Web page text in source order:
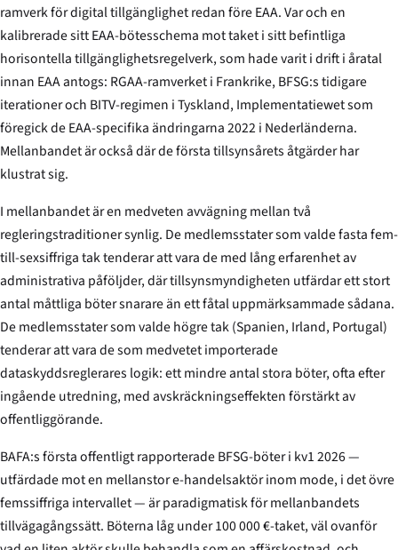
ramverk för digital tillgänglighet redan före EAA. Var och en
kalibrerade sitt EAA-bötesschema mot taket i sitt befintliga
horisontella tillgänglighetsregelverk, som hade varit i drift i åratal
innan EAA antogs: RGAA-ramverket i Frankrike, BFSG:s tidigare
iterationer och BITV-regimen i Tyskland, Implementatiewetsom
föregick de EAA-specifika ändringarna 2022 i Nederländerna.
Mellanbandet är också där de första tillsynsårets åtgärder har
klustrat sig.
I mellanbandet är en medveten avvägning mellan två
regleringstraditioner synlig. De medlemsstater som valde fasta fem-
till-sexsiffriga tak tenderar att vara de med lång erfarenhet av
administrativa påföljder, där tillsynsmyndigheten utfärdar ett stort
antal måttliga böter snarare än ett fåtal uppmärksammade sådana.
De medlemsstater som valde högre tak (Spanien, Irland, Portugal)
tenderar att vara de som medvetet importerade
dataskyddsreglerares logik: ett mindre antal stora böter, ofta efter
ingående utredning, med avskräckningseffekten förstärkt av
offentliggörande.
BAFA:s första offentligt rapporterade BFSG-böter i kv1 2026 —
utfärdade mot en mellanstor e-handelsaktör inom mode, i det övre
femssiffriga intervallet — är paradigmatisk för mellanbandets
tillvägagångssätt. Böterna låg under 100 000 €-taket, väl ovanför